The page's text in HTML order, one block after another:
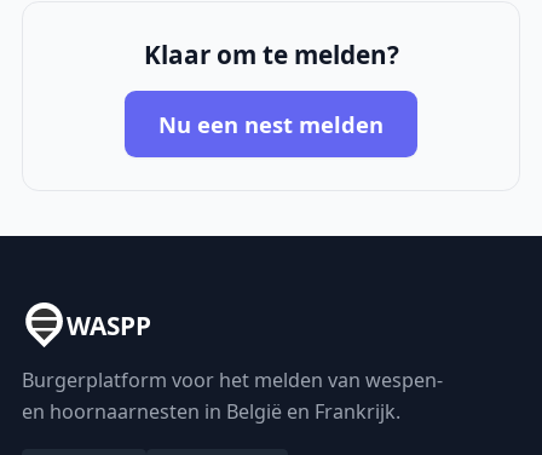
Klaar om te melden?
Nu een nest melden
WASPP
Burgerplatform voor het melden van wespen-
en hoornaarnesten in België en Frankrijk.